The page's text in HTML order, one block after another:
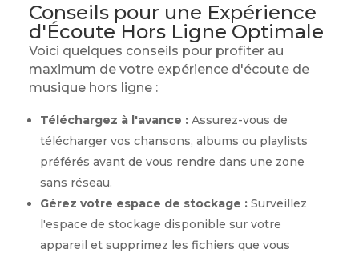
Conseils pour une Expérience
d'Écoute Hors Ligne Optimale
Voici quelques conseils pour profiter au
maximum de votre expérience d'écoute de
musique hors ligne :
Téléchargez à l'avance :Assurez-vous de
télécharger vos chansons, albums ou playlists
préférés avant de vous rendre dans une zone
sans réseau.
Gérez votre espace de stockage :Surveillez
l'espace de stockage disponible sur votre
appareil et supprimez les fichiers que vous